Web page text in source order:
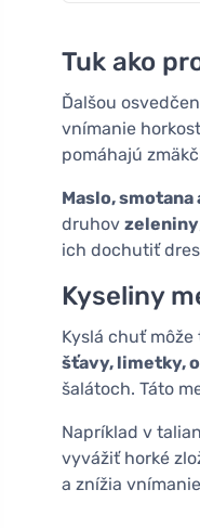
Tuk ako
Ďalšou
vnímanie
pomáhajú
Maslo,
druhov zeleniny
ich dochutiť
Kyseliny
Kyslá chuť
šťavy, limetky,
šalátoch. Táto
Napríklad v
vyvážiť horké
a znížia